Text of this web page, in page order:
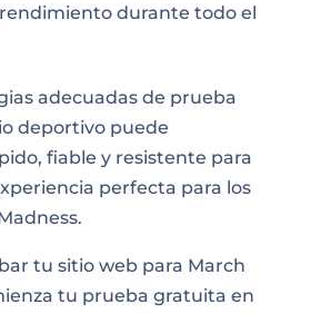
durante todo el
adecuadas de prueba
deportivo puede
fiable y resistente para
perfecta para los
tu sitio web para March
tu prueba gratuita en